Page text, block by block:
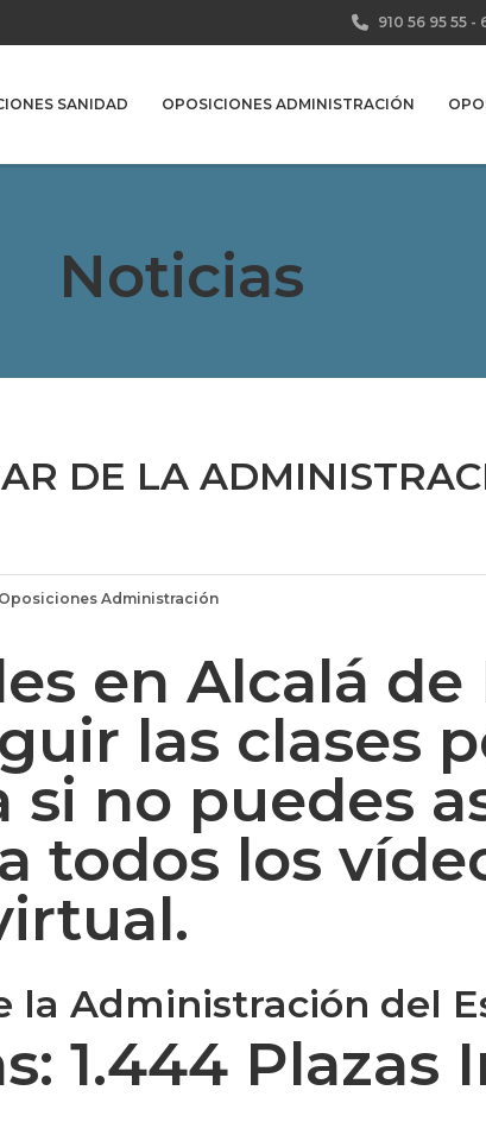
910 56 95 55 -
SANIDAD OPOSICIONES ADMINISTRACIÓN
Noticias
DE LA
Oposiciones Administración
en Alcalá de
las clases
no puedes
todos los
la Administración del
1.444 Plazas